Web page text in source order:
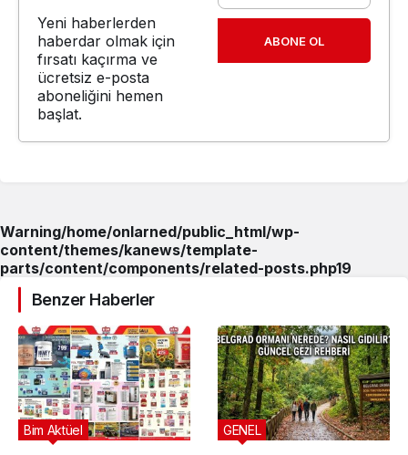
Yeni haberlerden
haberdar olmak için
fırsatı kaçırma ve
ücretsiz e-posta
aboneliğini hemen
başlat.
ABONE OL
Warning/home/onlarned/public_html/wp-
content/themes/kanews/template-
parts/content/components/related-posts.php19
Benzer Haberler
Bim Aktüel GENEL